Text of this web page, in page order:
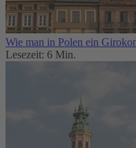
Wie man in Polen ein
Lesezeit: 6 Min.